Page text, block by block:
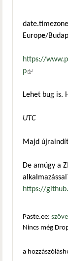
Europe/
https://
p(külső
Lehet bug is.
UTC
Majd
De amúgy a
https://
Paste.ee:
Nincs még
a